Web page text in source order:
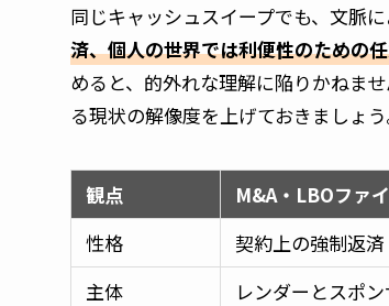
同じキャッシュスイープでも、文脈
済、個人の世界では利便性のための
めると、的外れな理解に陥りかねま
る現状の解像度を上げておきましょう
観点 M&A・LBOファ
性格
契約上の強制返済
主体
レンダーとスポン